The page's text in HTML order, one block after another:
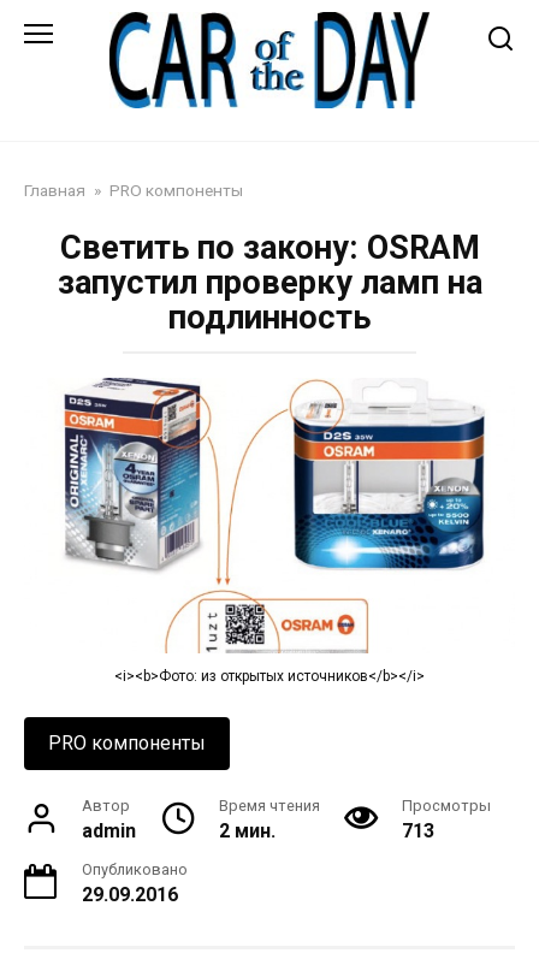
Главная » PRO компоненты
Светить по закону: OSRAM
запустил проверку ламп на
подлинность
<i><b>Фото: из открытых источников</b></i>
PRO компоненты
Автор
admin
Время чтения
2 мин.
Просмотры
713
Опубликовано
29.09.2016